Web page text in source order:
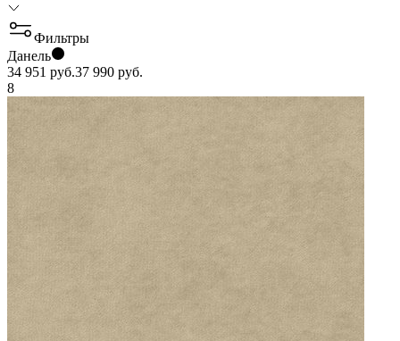
Фильтры
Данель
34 951 руб.37 990 руб.
8